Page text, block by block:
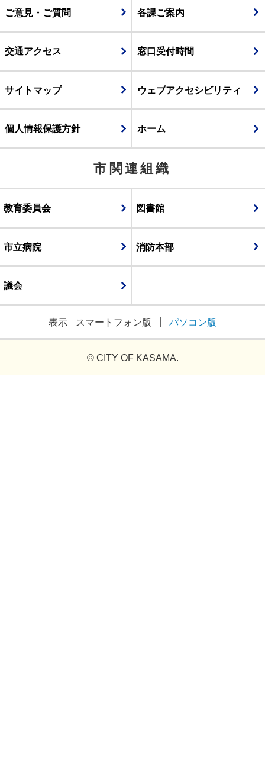
ご意見・ご質問 各課ご案内
交通アクセス 窓口受付時間
サイトマップ ウェブアクセシビリティ
個人情報保護方針 ホーム
市関連組織
教育委員会 図書館
市立病院 消防本部
議会
表示 スマートフォン版 パソコン版
© CITY OF KASAMA.